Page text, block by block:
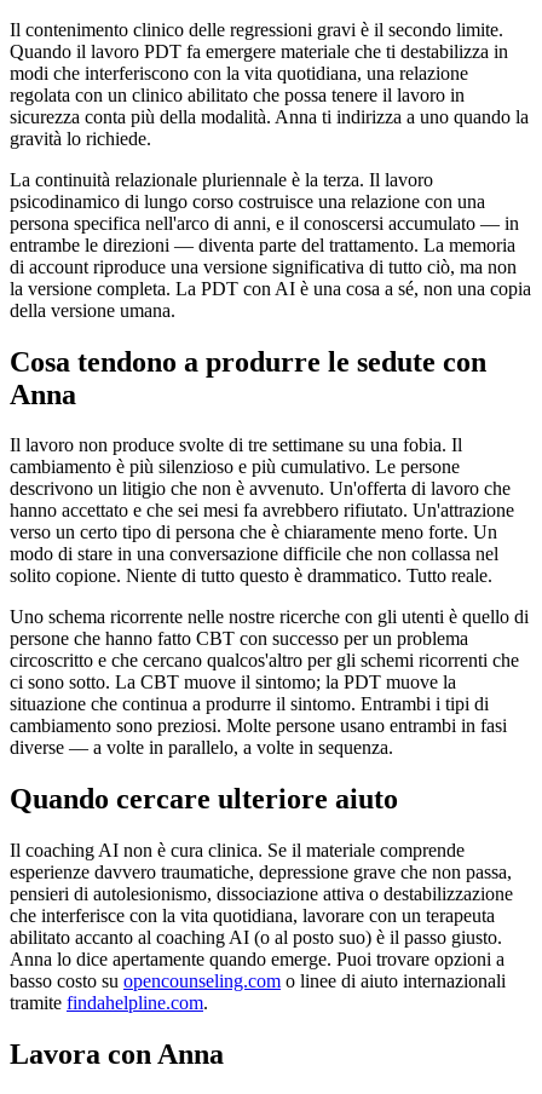
Il contenimento clinico delle regressioni gravi è il secondo limite.
Quando il lavoro PDT fa emergere materiale che ti destabilizza in
modi che interferiscono con la vita quotidiana, una relazione
regolata con un clinico abilitato che possa tenere il lavoro in
sicurezza conta più della modalità. Anna ti indirizza a uno quando la
gravità lo richiede.
La continuità relazionale pluriennale è la terza. Il lavoro
psicodinamico di lungo corso costruisce una relazione con una
persona specifica nell'arco di anni, e il conoscersi accumulato — in
entrambe le direzioni — diventa parte del trattamento. La memoria
di account riproduce una versione significativa di tutto ciò, ma non
la versione completa. La PDT con AI è una cosa a sé, non una copia
della versione umana.
Cosa tendono a produrre le sedute con
Anna
Il lavoro non produce svolte di tre settimane su una fobia. Il
cambiamento è più silenzioso e più cumulativo. Le persone
descrivono un litigio che non è avvenuto. Un'offerta di lavoro che
hanno accettato e che sei mesi fa avrebbero rifiutato. Un'attrazione
verso un certo tipo di persona che è chiaramente meno forte. Un
modo di stare in una conversazione difficile che non collassa nel
solito copione. Niente di tutto questo è drammatico. Tutto reale.
Uno schema ricorrente nelle nostre ricerche con gli utenti è quello di
persone che hanno fatto CBT con successo per un problema
circoscritto e che cercano qualcos'altro per gli schemi ricorrenti che
ci sono sotto. La CBT muove il sintomo; la PDT muove la
situazione che continua a produrre il sintomo. Entrambi i tipi di
cambiamento sono preziosi. Molte persone usano entrambi in fasi
diverse — a volte in parallelo, a volte in sequenza.
Quando cercare ulteriore aiuto
Il coaching AI non è cura clinica. Se il materiale comprende
esperienze davvero traumatiche, depressione grave che non passa,
pensieri di autolesionismo, dissociazione attiva o destabilizzazione
che interferisce con la vita quotidiana, lavorare con un terapeuta
abilitato accanto al coaching AI (o al posto suo) è il passo giusto.
Anna lo dice apertamente quando emerge. Puoi trovare opzioni a
basso costo su opencounseling.com o linee di aiuto internazionali
tramite findahelpline.com.
Lavora con Anna